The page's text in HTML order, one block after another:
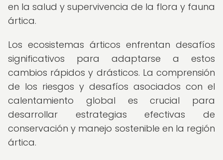
en la salud y supervivencia de la flora y fauna
ártica.
Los ecosistemas árticos enfrentan desafíos
significativos para adaptarse a estos
cambios rápidos y drásticos. La comprensión
de los riesgos y desafíos asociados con el
calentamiento global es crucial para
desarrollar estrategias efectivas de
conservación y manejo sostenible en la región
ártica.